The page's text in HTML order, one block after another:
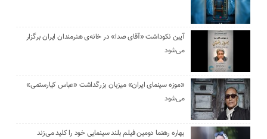
آیین نکوداشت «آقای صدا» در خانه‌ی هنرمندان ایران برگزار
می‌شود
«موزه سینمای ایران» میزبان بزرگداشت «عباس کیارستمی»
می‌شود
بهاره رهنما دومین فیلم بلند سینمایی خود را کلید می‌زند